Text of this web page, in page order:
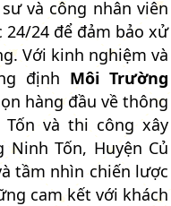
và công nhân viên
24 để đảm bảo xử
Với kinh nghiệm và
định Môi Trường
hàng đầu về thông
và thi công xây
Tốn, Huyện Củ
tầm nhìn chiến lược
cam kết với khách